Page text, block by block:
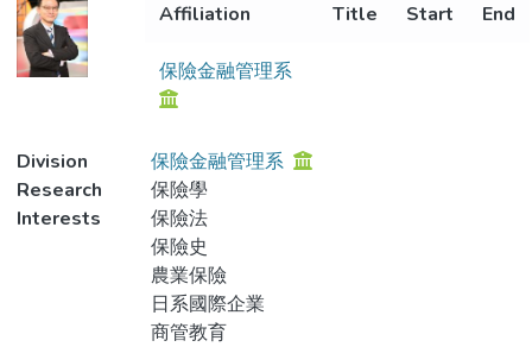
Affiliation Title Start End
保險金融管理系
Division
保險金融管理系
Research
Interests
保險學
保險法
保險史
農業保險
日系國際企業
商管教育